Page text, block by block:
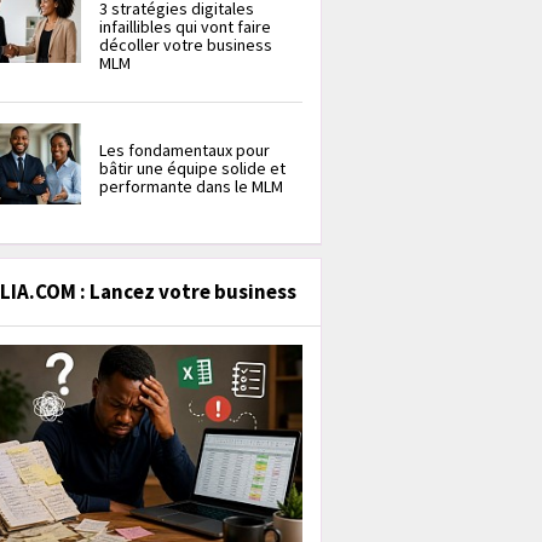
3 stratégies digitales
infaillibles qui vont faire
décoller votre business
MLM
Les fondamentaux pour
bâtir une équipe solide et
performante dans le MLM
: Lancez votre business